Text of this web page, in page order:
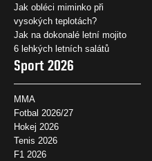
Jak obléci miminko při
vysokých teplotách?
Jak na dokonalé letní mojito
6 lehkých letních salátů
Sport 2026
MMA
Fotbal 2026/27
Hokej 2026
Tenis 2026
F1 2026